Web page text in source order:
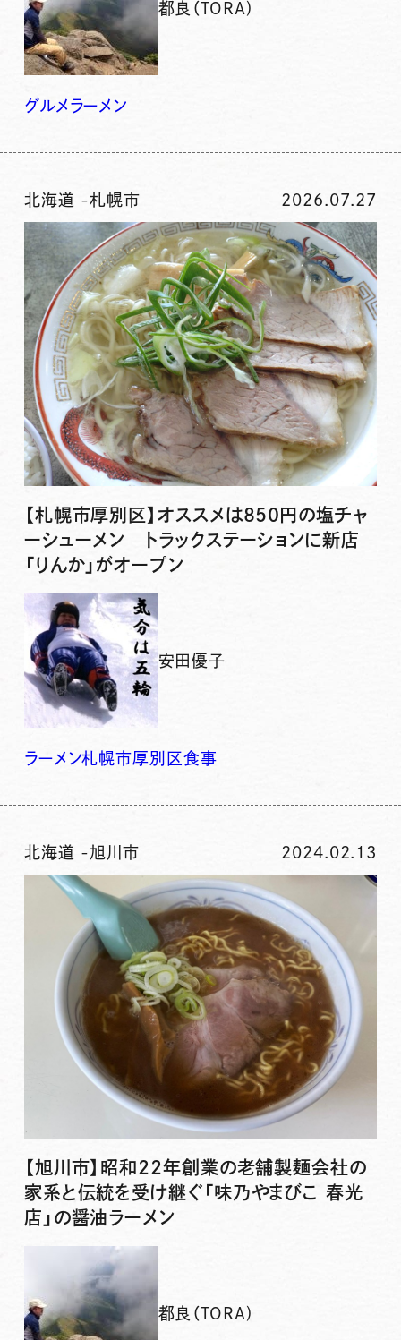
都良（TORA)
グルメ ラーメン
北海道 -札幌市 2026.07.27
【札幌市厚別区】オススメは850円の塩チャ
ーシューメン トラックステーションに新店
「りんか」がオープン
安田優子
ラーメン札幌市厚別区食事
北海道 -旭川市 2024.02.13
【旭川市】昭和22年創業の老舗製麺会社の
家系と伝統を受け継ぐ「味乃やまびこ 春光
店」の醤油ラーメン
都良（TORA)